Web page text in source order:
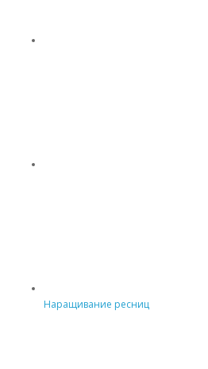
Наращивание ресниц